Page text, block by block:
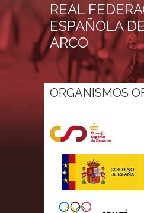
REAL
ESPAÑOLA
ARCO
ORGANISMOS